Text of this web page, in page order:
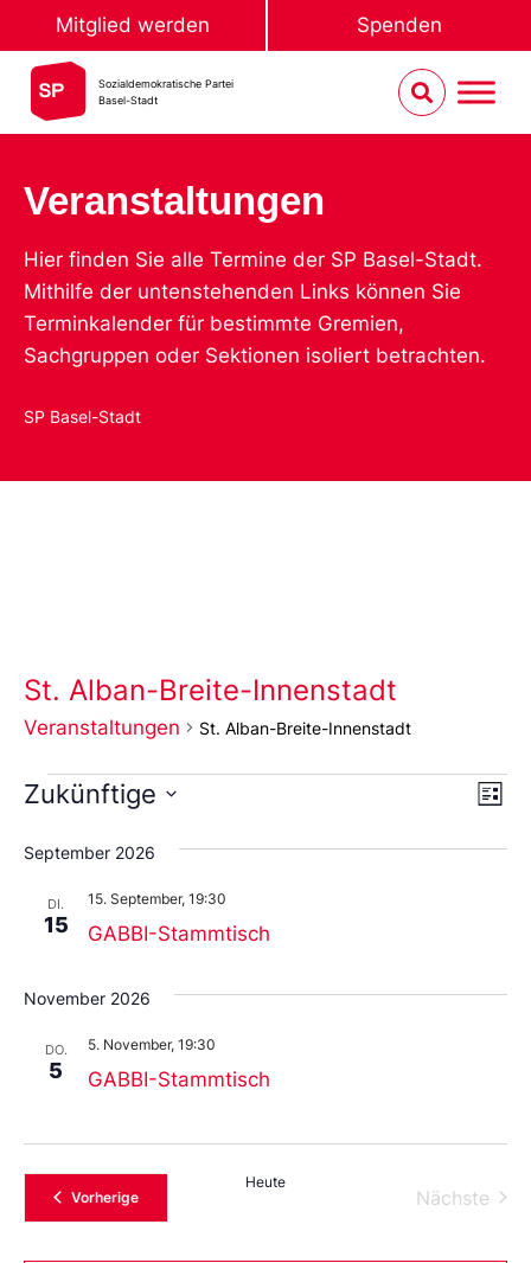
Mitglied werden Spenden
Sozialdemokratische Partei
Basel-Stadt
Veranstaltungen
Hier finden Sie alle Termine der SP Basel-Stadt.
Mithilfe der untenstehenden Links können Sie
Terminkalender für bestimmte Gremien,
Sachgruppen oder Sektionen isoliert betrachten.
SP Basel-Stadt
St. Alban-Breite-Innenstadt
Veranstaltungen St. Alban-Breite-Innenstadt
Liste
Zukünftige
Sie
das
aus.
September 2026
DI.
15 GABBI-Stammtisch
15. September, 19:30
November 2026
DO.
5 GABBI-Stammtisch
5. November, 19:30
VorherigeVeranstaltungen
Heute
Nächste